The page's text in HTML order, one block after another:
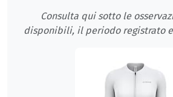
Consulta qui sotto le
disponibili, il periodo registrato